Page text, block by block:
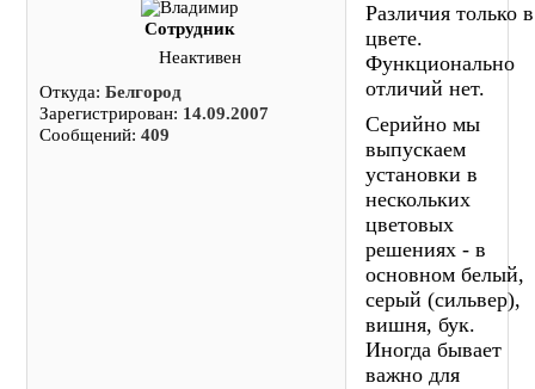
Сотрудник
Неактивен
Откуда:Белгород
Зарегистрирован: 14.09.2007
Сообщений:409
Различия только в
цвете.
Функционально
отличий нет.
Серийно мы
выпускаем
установки в
нескольких
цветовых
решениях - в
основном белый,
серый (сильвер),
вишня, бук.
Иногда бывает
важно для